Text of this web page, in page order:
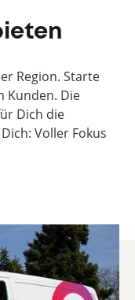
Region. Starte
Kunden. Die
Dich die
Voller Fokus